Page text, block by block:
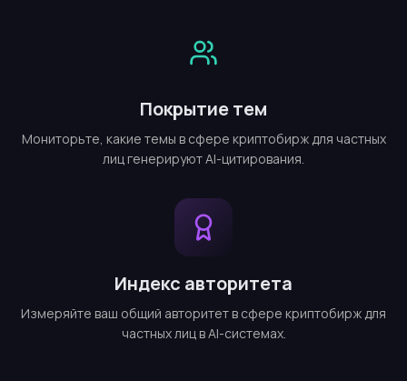
Покрытие тем
Мониторьте, какие темы в сфере криптобирж для частных
лиц генерируют AI-цитирования.
Индекс авторитета
Измеряйте ваш общий авторитет в сфере криптобирж для
частных лиц в AI-системах.